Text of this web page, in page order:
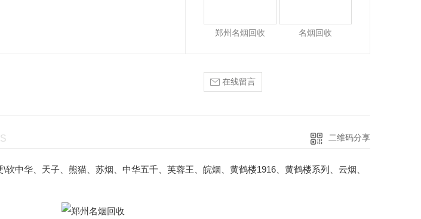
郑州名烟回收 名烟回收
在线留言
二维码分享
中华、天子、熊猫、苏烟、中华五千、芙蓉王、皖烟、黄鹤楼1916、黄鹤楼系列、云烟、